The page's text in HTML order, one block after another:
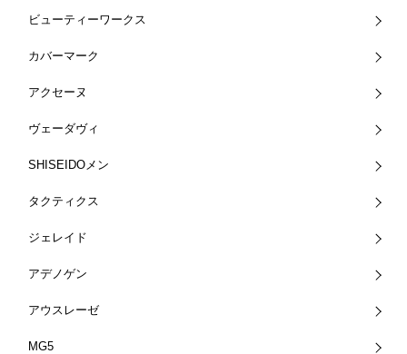
ビューティーワークス
カバーマーク
アクセーヌ
ヴェーダヴィ
SHISEIDOメン
タクティクス
ジェレイド
アデノゲン
アウスレーゼ
MG5